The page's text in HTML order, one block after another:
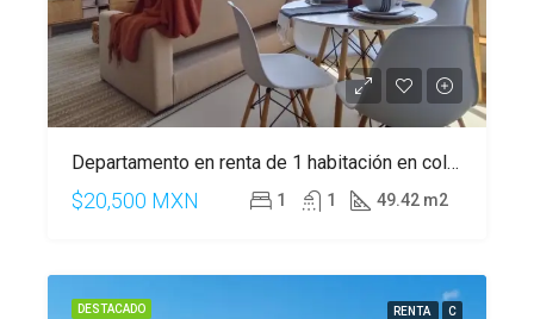
Departamento en renta de 1 habitación en colonia Zazil-Ha.
$20,500 MXN 1 1 49.42 m2
DESTACADO RENTA C